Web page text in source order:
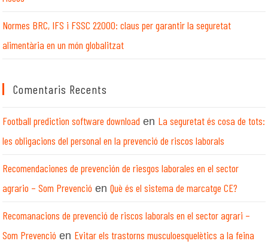
Normes BRC, IFS i FSSC 22000: claus per garantir la seguretat
alimentària en un món globalitzat
Comentaris Recents
Football prediction software download en La seguretat és cosa de tots:
les obligacions del personal en la prevenció de riscos laborals
Recomendaciones de prevención de riesgos laborales en el sector
agrario – Som Prevenció enQuè és el sistema de marcatge CE?
Recomanacions de prevenció de riscos laborals en el sector agrari –
Som Prevenció en Evitar els trastorns musculoesquelètics a la feina